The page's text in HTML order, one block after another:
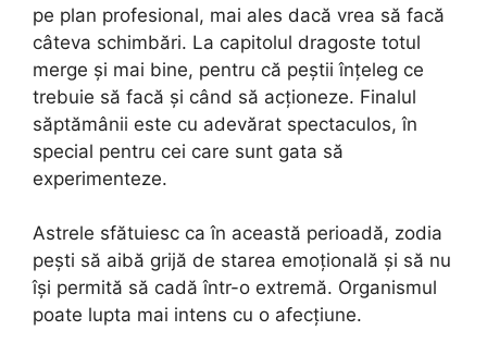
pe plan profesional, mai ales dacă vrea să facă
câteva schimbări. La capitolul dragoste totul
merge și mai bine, pentru că peștii înțeleg ce
trebuie să facă și când să acționeze. Finalul
săptămânii este cu adevărat spectaculos, în
special pentru cei care sunt gata să
experimenteze.
Astrele sfătuiesc ca în această perioadă, zodia
pești să aibă grijă de starea emoțională și să nu
își permită să cadă într-o extremă. Organismul
poate lupta mai intens cu o afecțiune.